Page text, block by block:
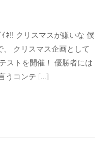
ﾈ!! クリスマスが嫌いな 僕
クリスマス企画として
ストを開催！ 優勝者には
うコンテ […]